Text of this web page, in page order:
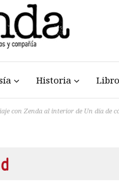
Historia
con Zenda al interior de Un día de